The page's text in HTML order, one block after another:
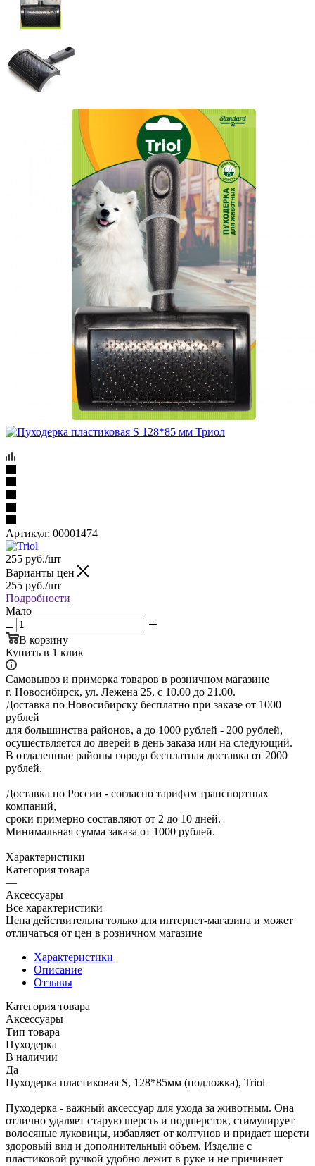
Артикул: 00001474
255 руб./шт
Варианты цен
255 руб./шт
Подробности
Мало
В корзину
Купить в 1 клик
Самовывоз и примерка товаров в розничном магазине
г. Новосибирск, ул. Лежена 25, с 10.00 до 21.00.
Доставка по Новосибирску бесплатно при заказе от 1000
рублей
для большинства районов, а до 1000 рублей - 200 рублей,
осуществляется до дверей в день заказа или на следующий.
В отдаленные районы города бесплатная доставка от 2000
рублей.
Доставка по России - согласно тарифам транспортных
компаний,
сроки примерно составляют от 2 до 10 дней.
Минимальная сумма заказа от 1000 рублей.
Характеристики
Категория товара
—
Аксессуары
Все характеристики
Цена действительна только для интернет-магазина и может
отличаться от цен в розничном магазине
Характеристики
Описание
Отзывы
Категория товара
Аксессуары
Тип товара
Пуходерка
В наличии
Да
Пуходерка пластиковая S, 128*85мм (подложка), Triol
Пуходерка - важный аксессуар для ухода за животным. Она
отлично удаляет старую шерсть и подшерсток, стимулирует
волосяные луковицы, избавляет от колтунов и придает шерсти
здоровый вид и дополнительный объем. Изделие с
пластиковой ручкой удобно лежит в руке и не причиняет